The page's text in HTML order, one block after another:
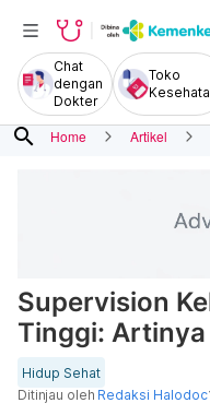
Chat
dengan
Dokter
Toko
search Home Artikel
Supervision
Tinggi:
Hidup Sehat
Ditinjau oleh Redaksi Halodoc